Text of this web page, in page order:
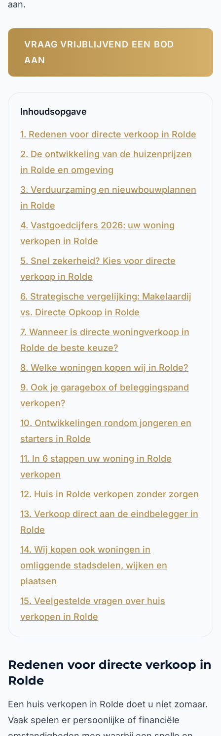
aan.
VRAAG VRIJBLIJVEND EEN BOD
AAN
Inhoudsopgave
1. Redenen voor directe verkoop in Rolde
2. De ontwikkeling van de huizenprijzen
in Rolde en omgeving
3. Verduurzaming en nieuwbouwplannen
in Rolde
4. Vastgoedcijfers 2026: uw woning
verkopen in Rolde
5. Snel zekerheid? Kies voor directe
verkoop in Rolde
6. Strategische vergelijking: Makelaardij
vs. Directe Opkoop in Rolde
7. Wanneer is directe woningverkoop in
Rolde de beste keuze?
8. Welke woningen kopen wij in Rolde?
9. Ook je garagebox of beleggingspand
verkopen?
10. Ontwikkelingen rondom jongeren en
starters in Rolde
11. In 6 stappen uw woning in Rolde
verkopen
12. Huis in Rolde verkopen zonder zorgen
13. Verkoop direct aan de eindbelegger in
Rolde
14. Wij kopen ook woningen in
omliggende stadsdelen, wijken en
plaatsen
15. Veelgestelde vragen over huis
verkopen in Rolde
Redenen voor directe verkoop in
Rolde
Een huis verkopen in Rolde doet u niet zomaar.
Vaak spelen er persoonlijke of financiële